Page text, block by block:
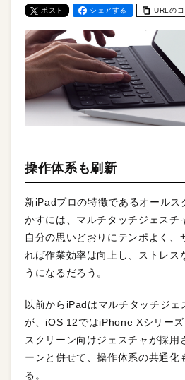
ポスト シェアする URLのコ
操作体系も刷新
新iPadプロの特徴であるオールス
かすには、マルチタッチジェスチ
自分の思いどおりにテンポよく、
れば作業効率は向上し、ストレス
うになるだろう。
以前からiPadはマルチタッチジェ
が、iOS 12ではiPhone Xシリー
スクリーン向けジェスチャが採用
ーンと併せて、操作体系の共通化
る。